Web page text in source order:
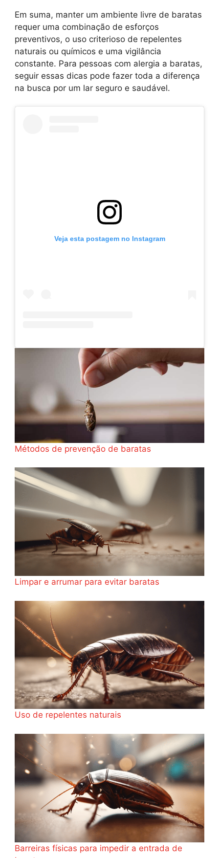
Em suma, manter um ambiente livre de baratas
requer uma combinação de esforços
preventivos, o uso criterioso de repelentes
naturais ou químicos e uma vigilância
constante. Para pessoas com alergia a baratas,
seguir essas dicas pode fazer toda a diferença
na busca por um lar seguro e saudável.
Veja esta postagem no Instagram
Métodos de prevenção de baratas
Limpar e arrumar para evitar baratas
Uso de repelentes naturais
Barreiras físicas para impedir a entrada de